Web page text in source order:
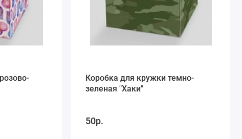
Коробка для кружки темно-
зеленая "Хаки"
50р.